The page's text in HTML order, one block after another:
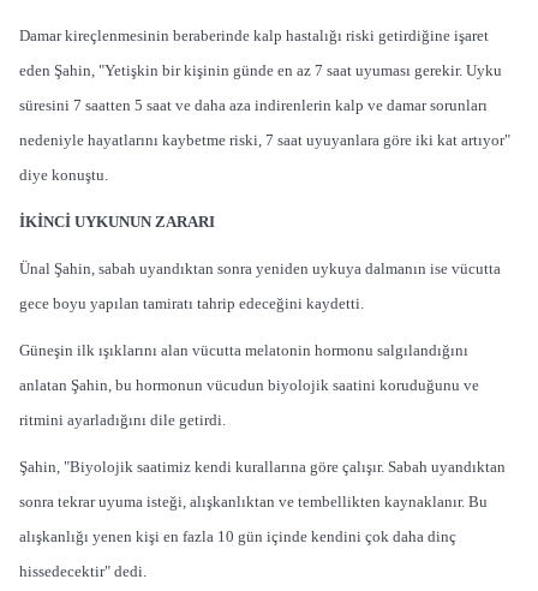
Damar kireçlenmesinin beraberinde kalp hastalığı riski getirdiğine işaret
eden Şahin, "Yetişkin bir kişinin günde en az 7 saat uyuması gerekir. Uyku
süresini 7 saatten 5 saat ve daha aza indirenlerin kalp ve damar sorunları
nedeniyle hayatlarını kaybetme riski, 7 saat uyuyanlara göre iki kat artıyor"
diye konuştu.
İKİNCİ UYKUNUN ZARARI
Ünal Şahin, sabah uyandıktan sonra yeniden uykuya dalmanın ise vücutta
gece boyu yapılan tamiratı tahrip edeceğini kaydetti.
Güneşin ilk ışıklarını alan vücutta melatonin hormonu salgılandığını
anlatan Şahin, bu hormonun vücudun biyolojik saatini koruduğunu ve
ritmini ayarladığını dile getirdi.
Şahin, "Biyolojik saatimiz kendi kurallarına göre çalışır. Sabah uyandıktan
sonra tekrar uyuma isteği, alışkanlıktan ve tembellikten kaynaklanır. Bu
alışkanlığı yenen kişi en fazla 10 gün içinde kendini çok daha dinç
hissedecektir" dedi.